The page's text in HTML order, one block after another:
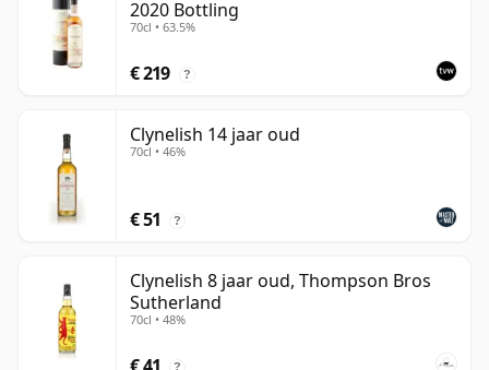
2020 Bottling
70cl • 63.5%
€ 219 ?
Clynelish 14 jaar oud
70cl • 46%
€ 51 ?
Clynelish 8 jaar oud, Thompson Bros
Sutherland
70cl • 48%
?